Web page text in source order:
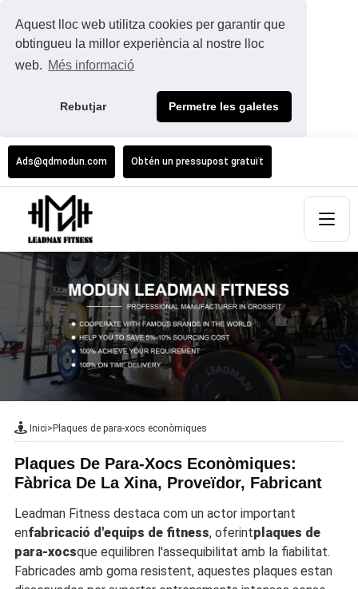
Aquest lloc web utilitza cookies per garantir que
obtingueu la millor experiència al nostre lloc
web. Més informació
Rebutjar Permetre les galetes
Ads@qdmodun.com Obtén un pressupost gratuït
Inici>Plaques de para-xocs econòmiques
Plaques De Para-Xocs Econòmiques:
Fàbrica De La Xina, Proveïdor, Fabricant
Leadman Fitness destaca com un actor important
enfabricació d'equips de fitness, oferintplaques de
para-xocsque equilibren l'assequibilitat amb la fiabilitat.
Fabricades amb goma resistent, aquestes plaques estan